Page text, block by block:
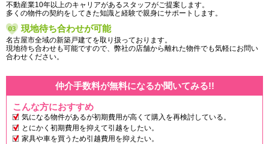
不動産業10年以上のキャリアがあるスタッフがご提案します。
多くの物件の契約をしてきた知識と経験で親身にサポートします。
現地待ち合わせが可能
名古屋市全域の新築戸建てを取り扱っております。
現地待ち合わせも可能ですので、弊社の店舗から離れた物件でも気軽にお問い
合わせください。
仲介手数料が無料になるか聞いてみる!!
こんな方におすすめ
気になる物件があるが初期費用が高くて購入を再検討している。
とにかく初期費用を抑えて引越をしたい。
家具や車を買うため引越費用を抑えたい。